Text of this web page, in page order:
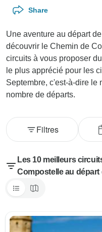
Share
Une aventure au départ
découvrir le Chemin de
circuits à vous proposer
le plus apprécié pour les
Septembre, c'est-à-dire le
nombre de départs.
Filtres
Les 10 meilleurs
Compostelle au départ